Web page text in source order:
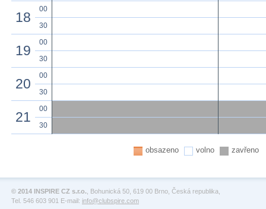
18
00
30
19
00
30
20
00
30
21
00
30
obsazeno volno zavřeno
© 2014 INSPIRE CZ s.r.o. , Bohunická 50, 619 00 Brno, Česká republika,
Tel. 546 603 901 E-mail: info@clubspire.com